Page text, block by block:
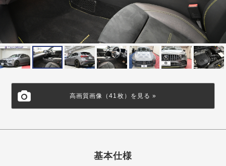
高画質画像（41枚）を見る »
基本仕様